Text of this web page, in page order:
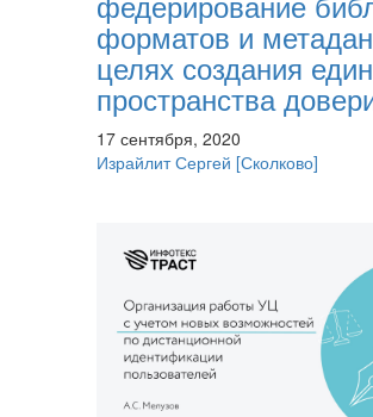
форматов и
целях создания
пространства
17 сентября, 2020
Израйлит Сергей [Сколково]